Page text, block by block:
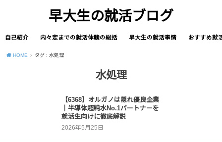
早大生の就活ブログ
自己紹介 内々定までの就活体験の総括 早大生の就活事情 おすすめ就
HOME タグ : 水処理
水処理
【6368】オルガノは隠れ優良企業
｜半導体超純水No.1パートナーを
就活生向けに徹底解説
2026年5月25日